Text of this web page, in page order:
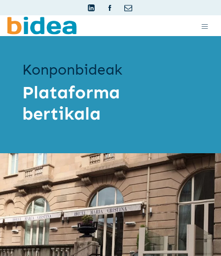
Konponbideak
Plataforma
bertikala